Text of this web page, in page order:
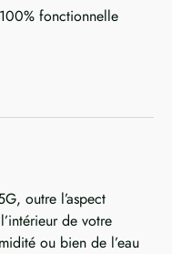
fonctionnelle
outre l’aspect
de votre
ou bien de l’eau